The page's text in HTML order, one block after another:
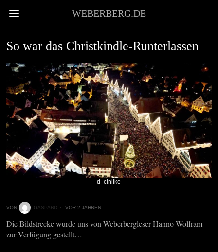
WEBERBERG.DE
So war das Christkindle-Runterlassen
d_cinlike
VON GASPARD VOR 2 JAHREN
Die Bildstrecke wurde uns von Weberbergleser Hanno Wolfram
zur Verfügung gestellt…